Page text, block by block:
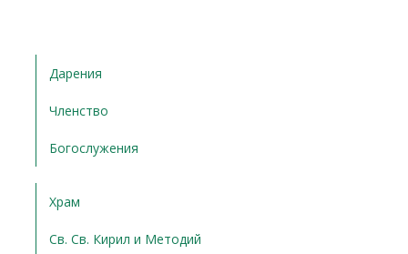
Дарения
Членство
Богослужения
Храм
Св. Св. Кирил и Методий